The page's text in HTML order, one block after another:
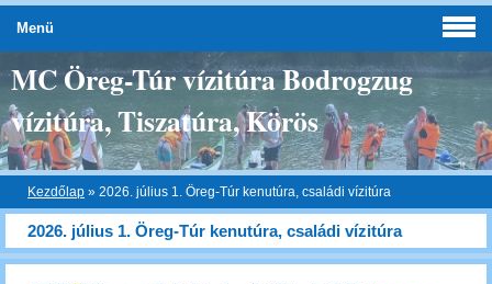
MC Öreg-Túr vízitúra Bodrogzug
vízitúra, Tiszatúra, Körös
Kezdőlap » 2026. július 1. Öreg-Túr kenutúra, családi vízitúra
2026. július 1. Öreg-Túr kenutúra, családi vízitúra
Menü